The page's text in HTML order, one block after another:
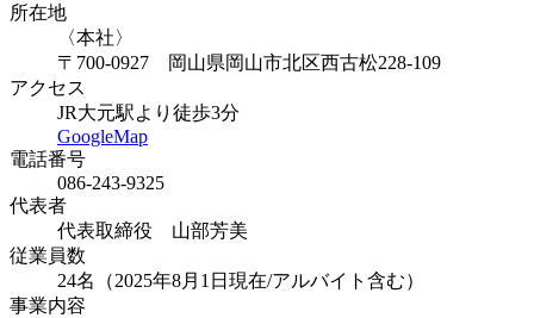
所在地
〈本社〉
〒700-0927 岡山県岡山市北区西古松228-109
アクセス
JR大元駅より徒歩3分
GoogleMap
電話番号
086-243-9325
代表者
代表取締役 山部芳美
従業員数
24名（2025年8月1日現在/アルバイト含む）
事業内容